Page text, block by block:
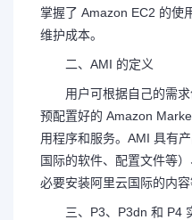
掌握了 Amazon EC2 的使
维护成本。
二、AMI 的定义
用户可根据自己的需求
预配置好的 Amazon
用程序和服务。AMI 具有
国际的软件、配置文件等
必要安装阿里云国际的内容
三、P3、P3dn 和 P4